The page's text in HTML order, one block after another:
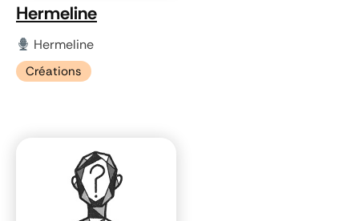
Hermeline
Hermeline
Créations